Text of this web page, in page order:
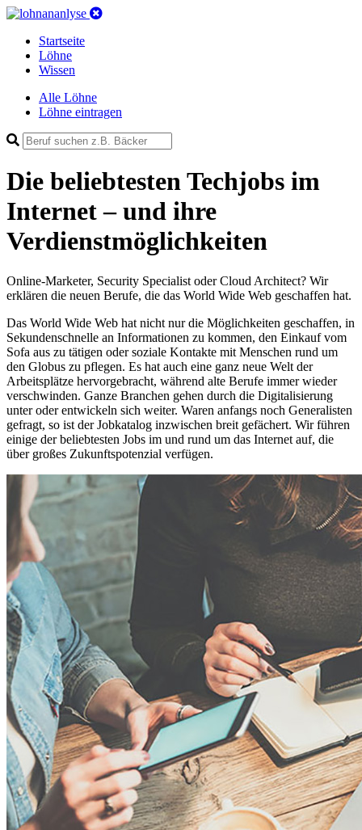
Startseite
Löhne
Wissen
Alle Löhne
Löhne eintragen
Die beliebtesten Techjobs im
Internet – und ihre
Verdienstmöglichkeiten
Online-Marketer, Security Specialist oder Cloud Architect? Wir
erklären die neuen Berufe, die das World Wide Web geschaffen hat.
Das World Wide Web hat nicht nur die Möglichkeiten geschaffen, in
Sekundenschnelle an Informationen zu kommen, den Einkauf vom
Sofa aus zu tätigen oder soziale Kontakte mit Menschen rund um
den Globus zu pflegen. Es hat auch eine ganz neue Welt der
Arbeitsplätze hervorgebracht, während alte Berufe immer wieder
verschwinden. Ganze Branchen gehen durch die Digitalisierung
unter oder entwickeln sich weiter. Waren anfangs noch Generalisten
gefragt, so ist der Jobkatalog inzwischen breit gefächert. Wir führen
einige der beliebtesten Jobs im und rund um das Internet auf, die
über großes Zukunftspotenzial verfügen.